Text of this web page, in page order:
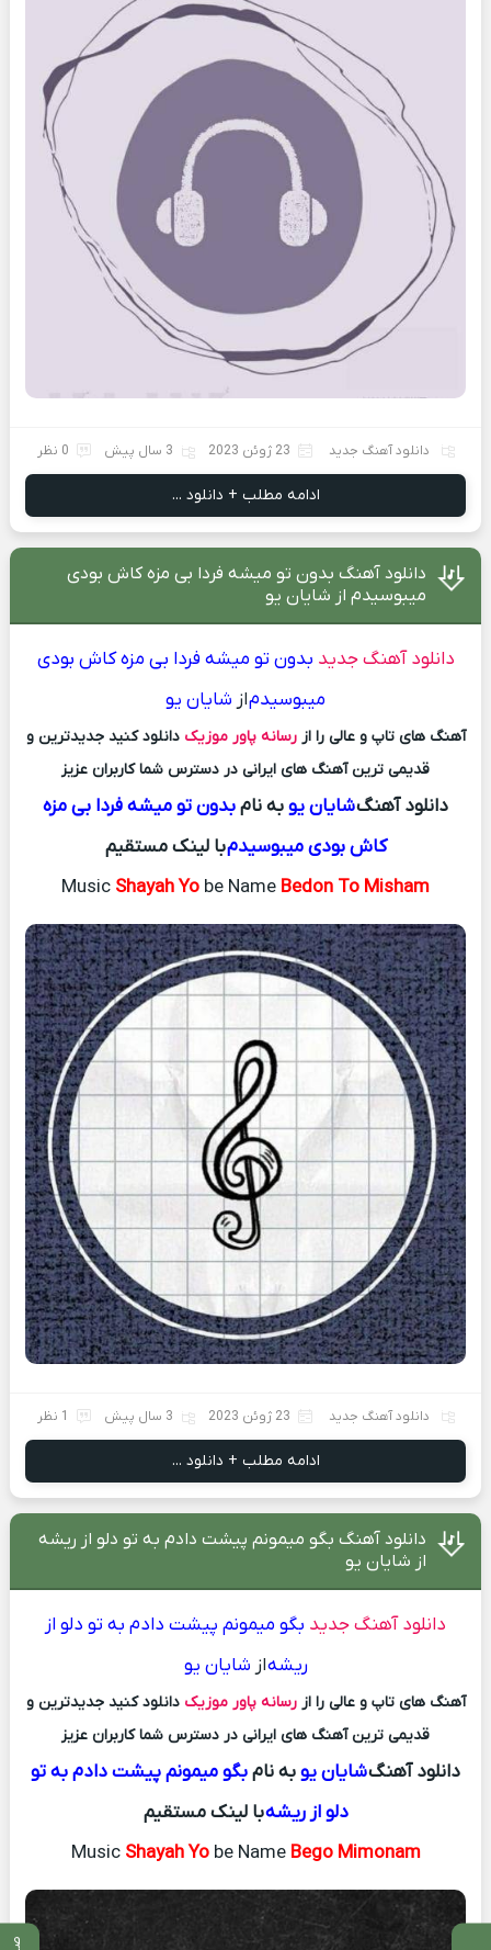
دانلود آهنگ جدید 23 ژوئن 2023 3 سال پیش 0 نظر
ادامه مطلب + دانلود ...
دانلود آهنگ بدون تو میشه فردا بی مزه کاش بودی
میبوسیدم از شایان یو
دانلود آهنگ جدید بدون تو میشه فردا بی مزه کاش بودی
میبوسیدماز شایان یو
آهنگ های تاپ و عالی را ازرسانه پاور موزیک دانلود کنید جدیدترین و
قدیمی ترین آهنگ های ایرانی در دسترس شما کاربران عزیز
دانلود آهنگشایان یوبه نامبدون تو میشه فردا بی مزه
کاش بودی میبوسیدمبا لینک مستقیم
Music Shayah Yo be Name Bedon To Misham
دانلود آهنگ جدید 23 ژوئن 2023 3 سال پیش 1 نظر
ادامه مطلب + دانلود ...
دانلود آهنگ بگو میمونم پیشت دادم به تو دلو از ریشه
از شایان یو
دانلود آهنگ جدید بگو میمونم پیشت دادم به تو دلو از
ریشهاز شایان یو
آهنگ های تاپ و عالی را ازرسانه پاور موزیک دانلود کنید جدیدترین و
قدیمی ترین آهنگ های ایرانی در دسترس شما کاربران عزیز
دانلود آهنگشایان یوبه نامبگو میمونم پیشت دادم به تو
دلو از ریشهبا لینک مستقیم
MusicShayah Yo be NameBego Mimonam